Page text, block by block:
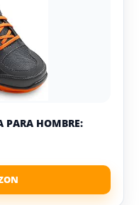
PARA HOMBRE: